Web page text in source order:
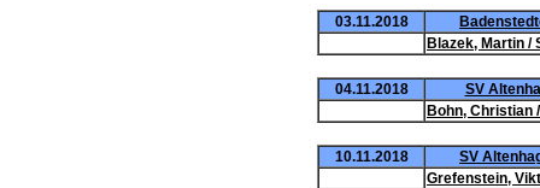
03.11.2018
Blazek, Martin /
04.11.2018
SV
Bohn, Christian
10.11.2018
SV
Grefenstein,